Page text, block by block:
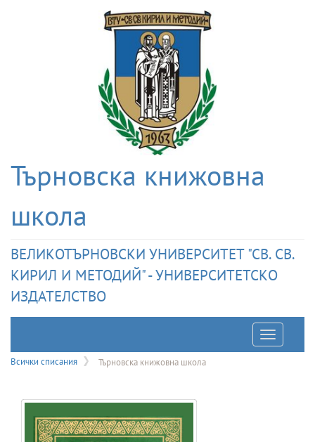
Търновска книжовна
школа
ВЕЛИКОТЪРНОВСКИ УНИВЕРСИТЕТ "СВ. СВ.
КИРИЛ И МЕТОДИЙ" - УНИВЕРСИТЕТСКО
ИЗДАТЕЛСТВО
Отваряне
на
Всички списания Търновска книжовна школа